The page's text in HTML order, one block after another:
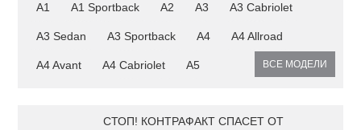
A1 A1 Sportback A2 A3 A3 Cabriolet
A3 Sedan A3 Sportback A4 A4 Allroad
A4 Avant A4 Cabriolet A5 ВСЕ МОДЕЛИ
СТОП! КОНТРАФАКТ СПАСЕТ ОТ